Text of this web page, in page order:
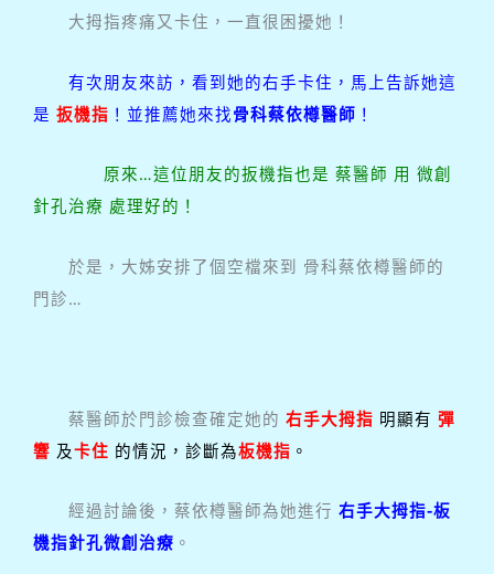
大拇指疼痛又卡住，一直很困擾她！
有次朋友來訪，看到她的右手卡住，馬上告訴她這
是 扳機指 ！並推薦她來找骨科蔡依樽醫師 ！
原來…這位朋友的扳機指也是 蔡醫師 用 微創
針孔治療 處理好的！
於是，大姊安排了個空檔來到 骨科蔡依樽醫師的
門診…
蔡醫師於門診檢查確定她的 右手大拇指 明顯有 彈
響 及卡住 的情況，診斷為板機指 。
經過討論後，蔡依樽醫師為她進行 右手大拇指-板
機指針孔微創治療 。